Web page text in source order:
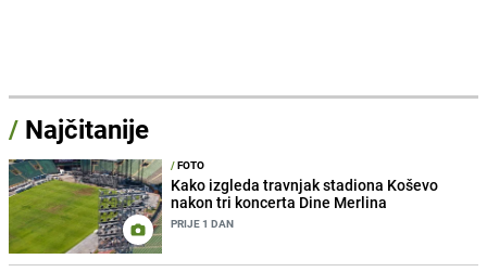
/ Najčitanije
/FOTO
Kako izgleda travnjak stadiona Koševo
nakon tri koncerta Dine Merlina
PRIJE 1 DAN